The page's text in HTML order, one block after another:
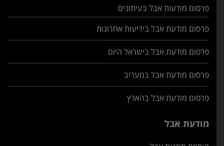
פרסום מודעות אבל בעיתונים
פרסום מודעת אבל בידיעות אחרונות
פרסום מודעת אבל בישראל היום
פרסום מודעת אבל במעריב
פרסום מודעת אבל בהארץ
מודעת אבל